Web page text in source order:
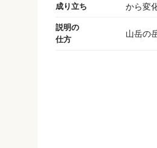
成り立ち
から変
説明の
仕方
山岳の